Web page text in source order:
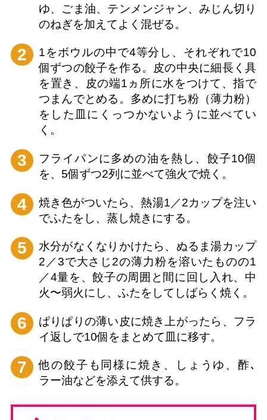
ゆ、ごま油、テンメンジャン、みじん切り
のねぎを加えてよく混ぜる。
2
1をボウルの中で4等分し、それぞれで10
個ずつの餃子を作る。皮の中央に細長く具
を置き、皮の端1ヵ所に水をつけて、指で
つまんでとめる。多めに打ち粉（薄力粉）
をした皿にくっつかないように並べてい
く。
3
フライパンに多めの油を熱し、餃子10個
を、5個ずつ2列に並べて強火で焼く。
4
焼き色がついたら、熱湯1／2カップを注い
でふたをし、蒸し焼きにする。
5
水分がなくなりかけたら、ぬるま湯カップ
2／3で大さじ2の薄力粉を溶いたものの1
／4量を、餃子の周囲と間に回し入れ、中
火〜弱火にし、ふたをしてしばらく焼く。
6
ぱりぱりの薄い皮に焼き上がったら、フラ
イ返しで10個をまとめて皿に移す。
7
他の餃子も同様に焼き、しょうゆ、酢､
ラー油などを添えて供する。